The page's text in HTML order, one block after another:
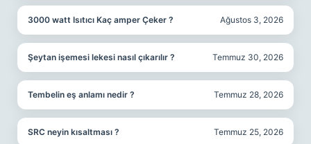
3000 watt Isıtıcı Kaç amper Çeker ? Ağustos 3, 2026
Şeytan işemesi lekesi nasıl çıkarılır ? Temmuz 30, 2026
Tembelin eş anlamı nedir ? Temmuz 28, 2026
SRC neyin kısaltması ? Temmuz 25, 2026